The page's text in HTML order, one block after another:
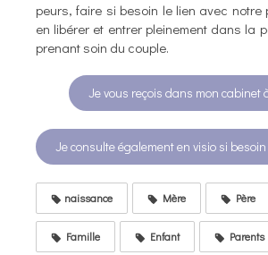
peurs, faire si besoin le lien avec notre
en libérer et entrer pleinement dans la
prenant soin du couple.
Je vous reçois dans mon cabinet
Je consulte également en visio si besoin
naissance Mère Père
Famille Enfant Parents